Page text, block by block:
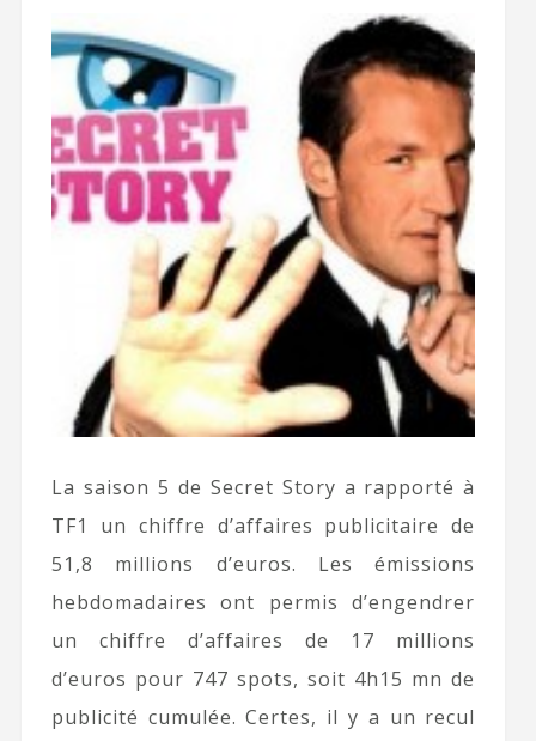
La saison 5 de Secret Story a rapporté à
TF1 un chiffre d’affaires publicitaire de
51,8 millions d’euros. Les émissions
hebdomadaires ont permis d’engendrer
un chiffre d’affaires de 17 millions
d’euros pour 747 spots, soit 4h15 mn de
publicité cumulée. Certes, il y a un recul